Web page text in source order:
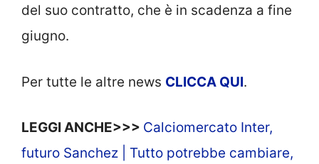
del suo contratto, che è in scadenza a fine
giugno.
Per tutte le altre news CLICCA QUI.
LEGGI ANCHE>>> Calciomercato Inter,
futuro Sanchez | Tutto potrebbe cambiare,